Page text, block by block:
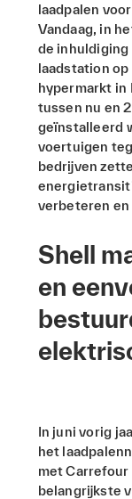
laadpalen
Vandaag, in
de inhuldiging
laadstation
hypermarkt in
tussen nu en
geïnstalleerd
voertuigen
bedrijven
verbeteren
Shell
en
In juni vorig
het
met Carrefour
belangrijkste